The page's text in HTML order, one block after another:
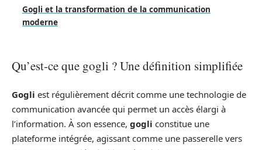
Gogli et la transformation de la communication
moderne
Qu’est-ce que gogli ? Une définition simplifiée
Gogli est régulièrement décrit comme une technologie de
communication avancée qui permet un accès élargi à
l’information. À son essence, gogli constitue une
plateforme intégrée, agissant comme une passerelle vers